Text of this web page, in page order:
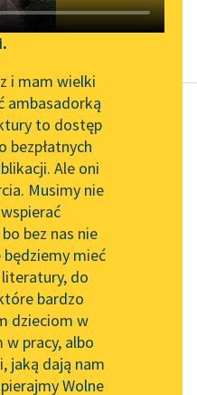
Zgłoś brak utworu
Narzędzia
Mapa Wolnych Lektur
Leśmianator
Przewodnik dla piszących i
czytających
API
OAI-PMH
Widget Wolnych Lektur
Przypisy
i mam wielki
ambasadorką
to dostęp
bezpłatnych
Ale oni
Musimy nie
bez nas nie
będziemy mieć
do
bardzo
dzieciom w
w pracy, albo
jaką dają nam
Wolne
Zofia Urbanowska
Księżniczka
Helenka szła za nim i,
stanąwszy w progu
patrzyła na drogę
idącą pod parkanem
ogrodu...
Czytaj więcej